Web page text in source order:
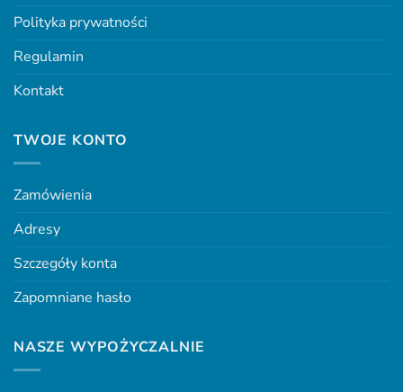
Polityka prywatności
Regulamin
Kontakt
TWOJE KONTO
Zamówienia
Adresy
Szczegóły konta
Zapomniane hasło
NASZE WYPOŻYCZALNIE